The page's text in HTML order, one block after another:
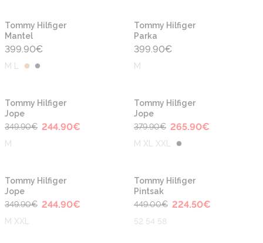
Tommy Hilfiger
Mantel
399.90€
M L
Tommy Hilfiger
Parka
399.90€
M
-30%
Tommy Hilfiger
Jope
349.90€ 244.90€
M
-30%
Tommy Hilfiger
Jope
379.90€ 265.90€
M XL XXL
-30%
Tommy Hilfiger
Jope
349.90€ 244.90€
M XXL
-50%
Tommy Hilfiger
Pintsak
449.00€ 224.50€
52 54 58